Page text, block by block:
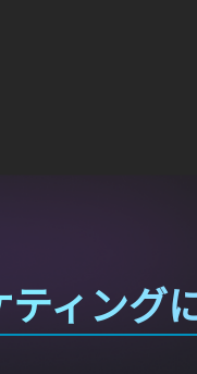
ティング